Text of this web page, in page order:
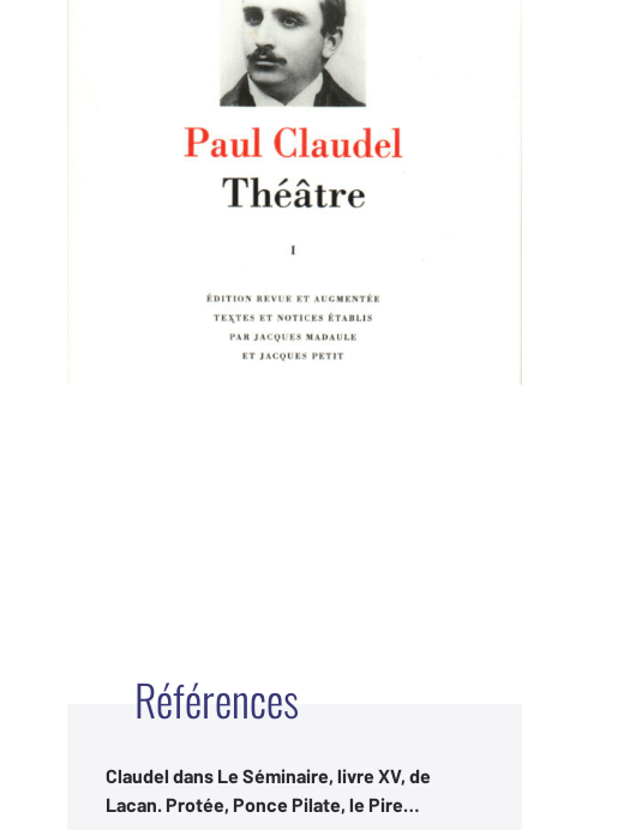
Références
Claudel dans Le Séminaire, livre XV, de
Lacan. Protée, Ponce Pilate, le Pire…